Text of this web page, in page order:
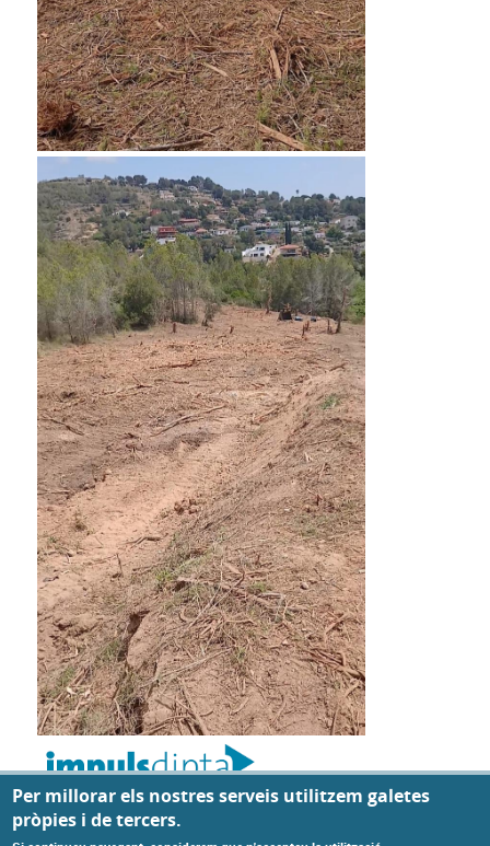
Privacy settings
Per millorar els nostres serveis utilitzem galetes
pròpies i de tercers.